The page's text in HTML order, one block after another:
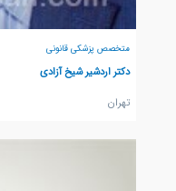
متخصص پزشکی قانونی
دکتر اردشیر شیخ آزادی
تهران